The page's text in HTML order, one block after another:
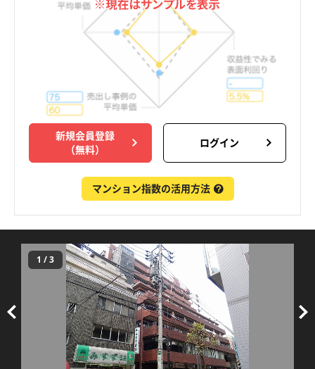
新規会員登録
（無料）
ログイン
マンション指数の活用方法
1 /3